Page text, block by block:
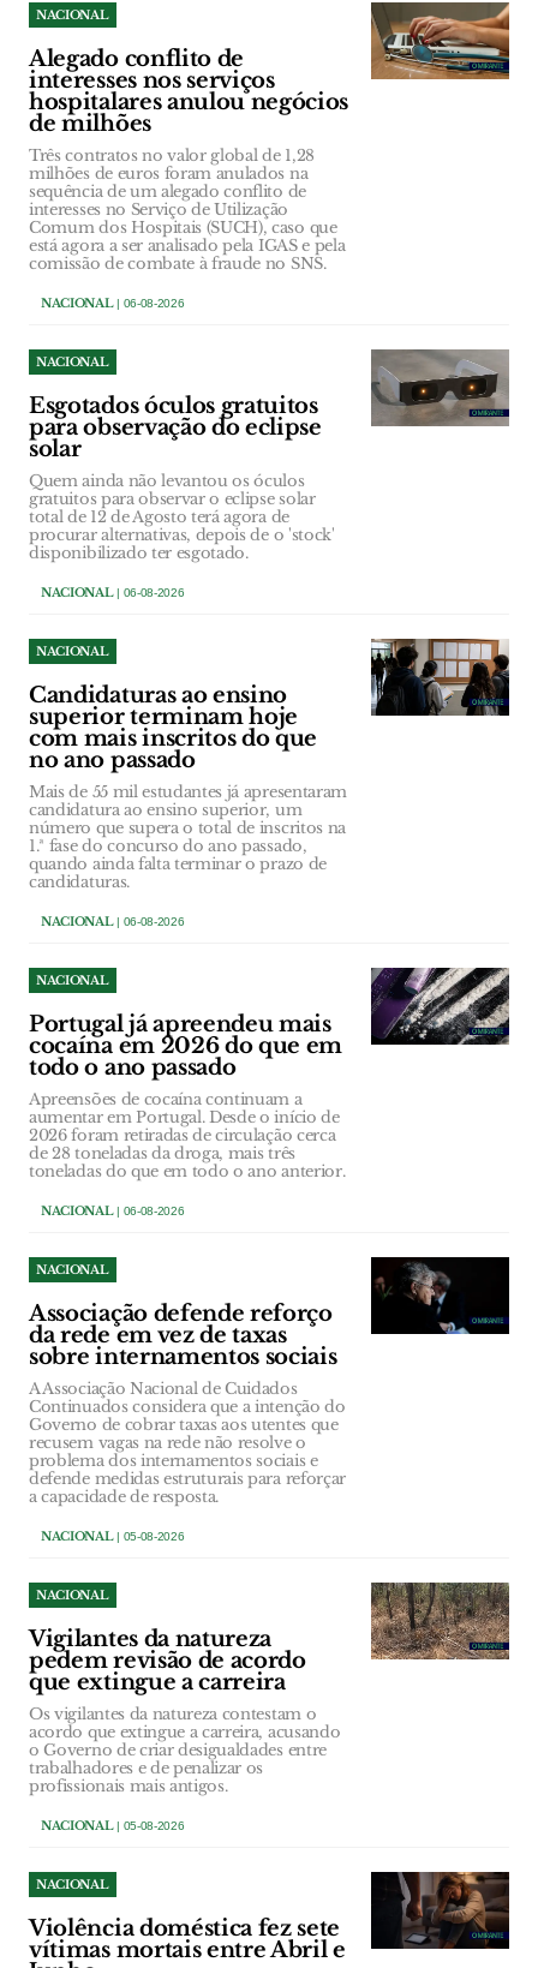
NACIONAL
Alegado conflito de
interesses nos serviços
hospitalares anulou negócios
de milhões
Três contratos no valor global de 1,28
milhões de euros foram anulados na
sequência de um alegado conflito de
interesses no Serviço de Utilização
Comum dos Hospitais (SUCH), caso que
está agora a ser analisado pela IGAS e pela
comissão de combate à fraude no SNS.
NACIONAL| 06-08-2026
NACIONAL
Esgotados óculos gratuitos
para observação do eclipse
solar
Quem ainda não levantou os óculos
gratuitos para observar o eclipse solar
total de 12 de Agosto terá agora de
procurar alternativas, depois de o 'stock'
disponibilizado ter esgotado.
NACIONAL| 06-08-2026
NACIONAL
Candidaturas ao ensino
superior terminam hoje
com mais inscritos do que
no ano passado
Mais de 55 mil estudantes já apresentaram
candidatura ao ensino superior, um
número que supera o total de inscritos na
1.ª fase do concurso do ano passado,
quando ainda falta terminar o prazo de
candidaturas.
NACIONAL| 06-08-2026
NACIONAL
Portugal já apreendeu mais
cocaína em 2026 do que em
todo o ano passado
Apreensões de cocaína continuam a
aumentar em Portugal. Desde o início de
2026 foram retiradas de circulação cerca
de 28 toneladas da droga, mais três
toneladas do que em todo o ano anterior.
NACIONAL| 06-08-2026
NACIONAL
Associação defende reforço
da rede em vez de taxas
sobre internamentos sociais
A Associação Nacional de Cuidados
Continuados considera que a intenção do
Governo de cobrar taxas aos utentes que
recusem vagas na rede não resolve o
problema dos internamentos sociais e
defende medidas estruturais para reforçar
a capacidade de resposta.
NACIONAL| 05-08-2026
NACIONAL
Vigilantes da natureza
pedem revisão de acordo
que extingue a carreira
Os vigilantes da natureza contestam o
acordo que extingue a carreira, acusando
o Governo de criar desigualdades entre
trabalhadores e de penalizar os
profissionais mais antigos.
NACIONAL| 05-08-2026
NACIONAL
Violência doméstica fez sete
vítimas mortais entre Abril e